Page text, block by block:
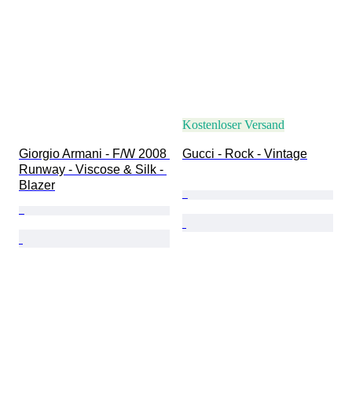
Giorgio Armani - F/W 2008
Runway - Viscose & Silk -
Blazer
Kostenloser Versand
Gucci - Rock - Vintage